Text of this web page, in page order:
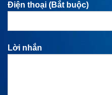
Điện thoại (Bắt buộc)
Lời nhắn